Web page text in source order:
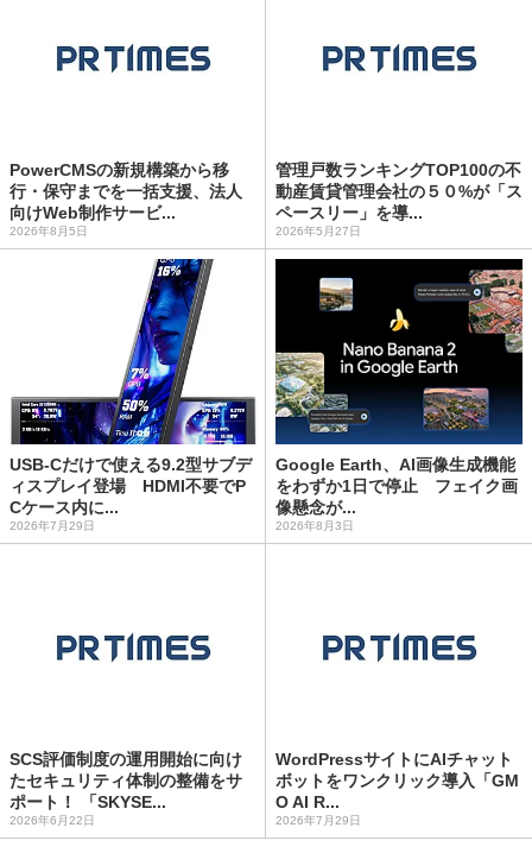
PowerCMSの新規構築から移
行・保守までを一括支援、法人
向けWeb制作サービ...
2026年8月5日
管理戸数ランキングTOP100の不
動産賃貸管理会社の５０%が「ス
ペースリー」を導...
2026年5月27日
USB-Cだけで使える9.2型サブデ
ィスプレイ登場 HDMI不要でP
Cケース内に...
2026年7月29日
Google Earth、AI画像生成機能
をわずか1日で停止 フェイク画
像懸念が...
2026年8月3日
SCS評価制度の運用開始に向け
たセキュリティ体制の整備をサ
ポート！ 「SKYSE...
2026年6月22日
WordPressサイトにAIチャット
ボットをワンクリック導入「GM
O AI R...
2026年7月29日